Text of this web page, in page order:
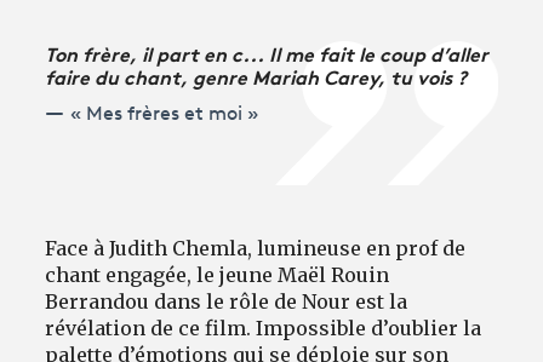
Ton frère, il part en c... Il me fait le coup d’aller
faire du chant, genre Mariah Carey, tu vois ?
« Mes frères et moi »
Face à Judith Chemla, lumineuse en prof de
chant engagée, le jeune Maël Rouin
Berrandou dans le rôle de Nour est la
révélation de ce film. Impossible d’oublier la
palette d’émotions qui se déploie sur son